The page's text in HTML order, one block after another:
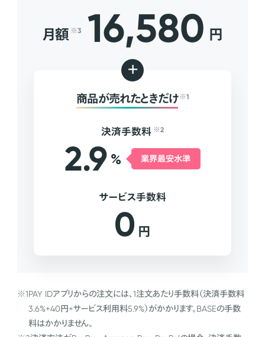
月額 ※3 16,580 円
+
商品が売れたときだけ ※1
決済手数料 ※2
2.9 % 業界最安水準
サービス手数料
0 円
※1PAY IDアプリからの注文には、1注文あたり手数料（決済手数料
3.6%+40円+サービス利用料5.9%）がかかります。BASEの手数
料はかかりません。